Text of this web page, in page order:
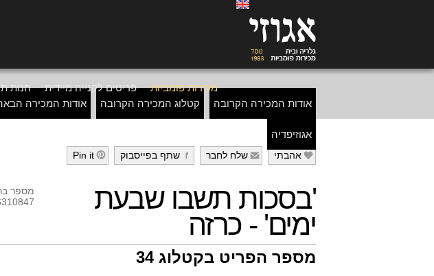
מכירות פומביות פריטים לקנייה מיידית חנות
אודות המכירה הקרובה
קטלוג המכירה הקרובה אודות המכירה
אגוזיפדיה
e אהבתי f שלח לחבר g שתף בפייסבוק h
Pin it
'בסכות תשבו שבעת
ימים' - כרזה
מספר
מספר הפריט בקטלוג 34